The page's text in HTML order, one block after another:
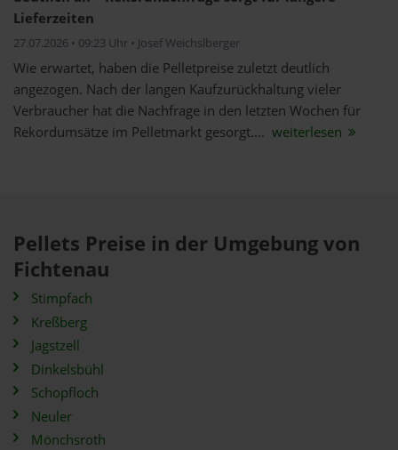
Lieferzeiten
27.07.2026 • 09:23 Uhr • Josef Weichslberger
Wie erwartet, haben die Pelletpreise zuletzt deutlich
angezogen. Nach der langen Kaufzurückhaltung vieler
Verbraucher hat die Nachfrage in den letzten Wochen für
Rekordumsätze im Pelletmarkt gesorgt.... weiterlesen
Pellets Preise in der Umgebung von
Fichtenau
Stimpfach
Kreßberg
Jagstzell
Dinkelsbühl
Schopfloch
Neuler
Mönchsroth